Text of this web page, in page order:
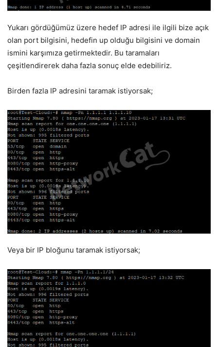
Yukarı gördüğümüz üzere hedef IP adresi ile ilgili bize açık
olan port bilgisini, hedefin up olduğu bilgisini ve domain
ismini karşımıza getirmektedir. Bu taramaları
çeşitlendirerek daha fazla sonuç elde edebiliriz.
Birden fazla IP adresini taramak istiyorsak;
Veya bir IP bloğunu taramak istiyorsak;